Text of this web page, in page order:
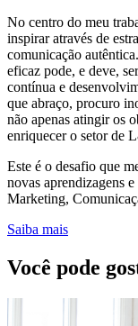
No centro do meu
inspirar através de
comunicação
eficaz pode, e deve,
contínua e
que abraço, procuro
não apenas atingir os
enriquecer o setor de
Este é o desafio que
novas aprendizagens
Marketing,
Saiba mais
Você pode